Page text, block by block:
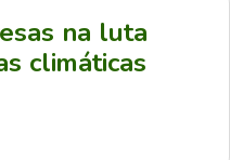
na luta
climáticas